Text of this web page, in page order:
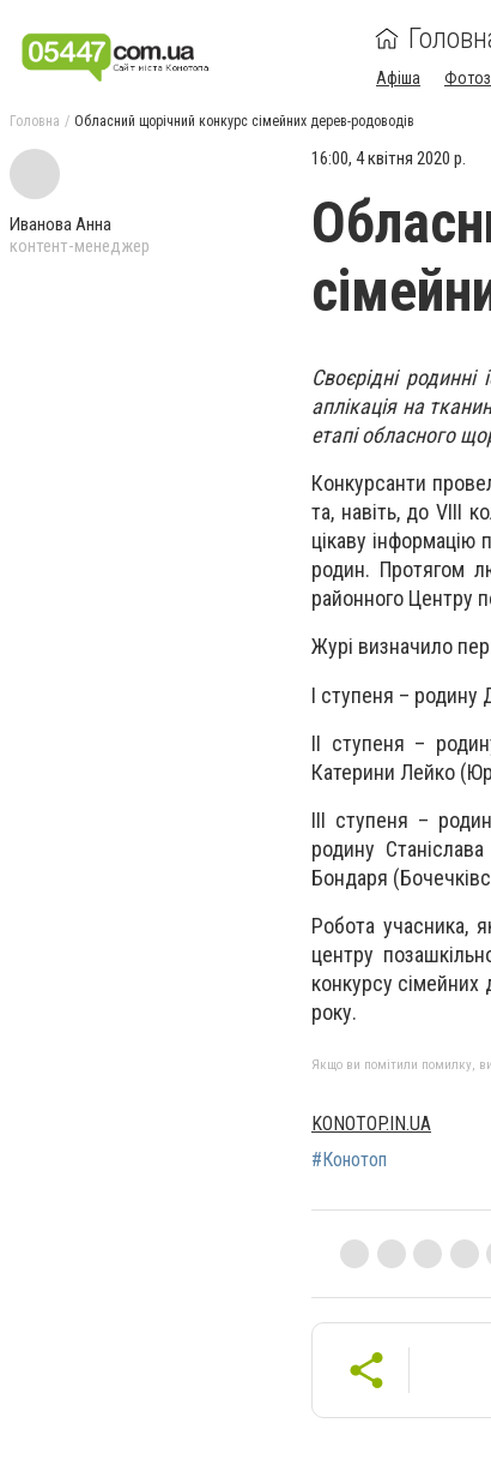
Афіша
Головна Обласний щорічний конкурс сімейних дерев-родоводів
Иванова Анна
контент-менеджер
16:00, 4 квітня 2020 р.
Своєрідні
аплікація на
етапі обласного
Конкурсанти
та, навіть, до VIII
цікаву
родин. Протягом
районного Центру
Журі визначило
І ступеня – родину
ІІ ступеня –
Катерини Лейко
ІІІ ступеня –
родину
Бондаря
Робота учасника,
центру
конкурсу сімейних
року.
Якщо ви помітили помилку,
KONOTOP.IN.UA
#Конотоп